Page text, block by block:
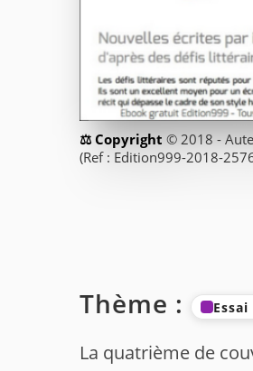
© 2018 -
(Ref : Edition999-2018-
Thème :
La quatrième de